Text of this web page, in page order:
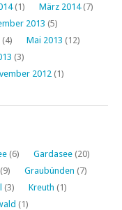
(1) März 2014(7)
2013 (5)
(4) Mai 2013 (12)
(3)
2012 (1)
(6) Gardasee (20)
(9) Graubünden (7)
(3) Kreuth (1)
(1)